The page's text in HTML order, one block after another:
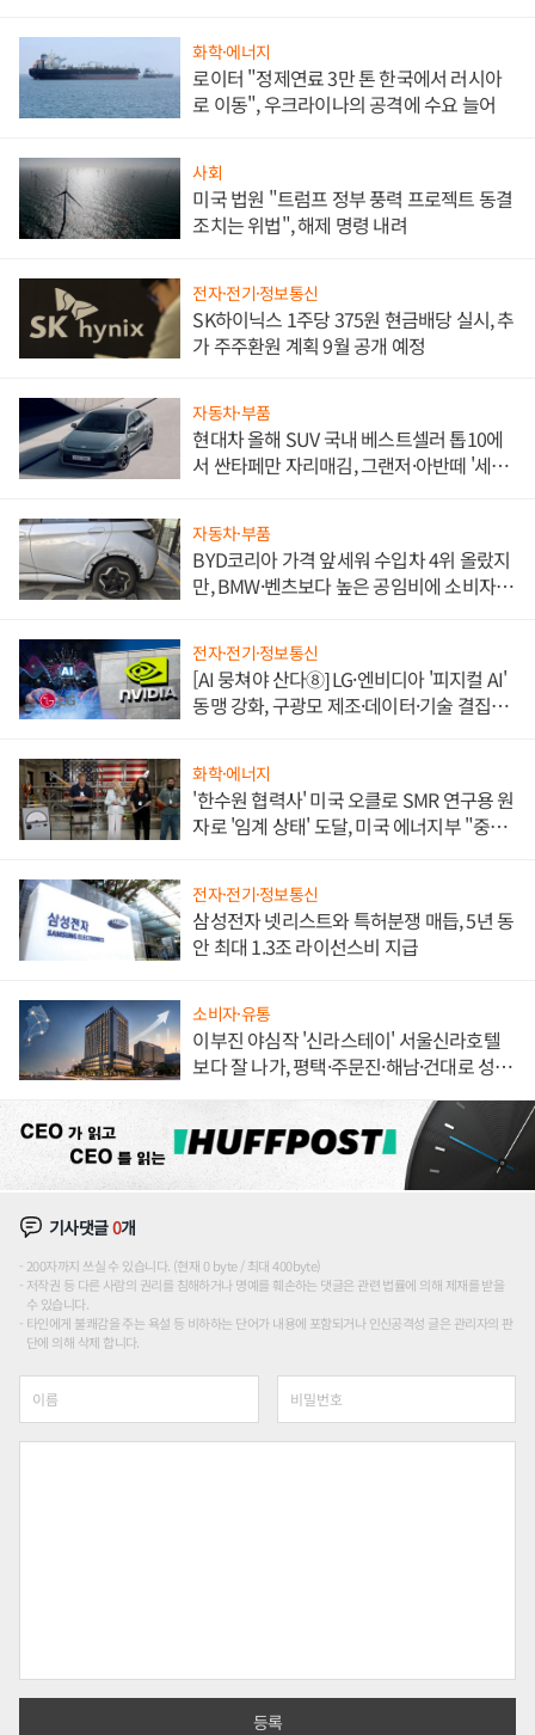
화학·에너지
로이터 "정제연료 3만 톤 한국에서 러시아
로 이동", 우크라이나의 공격에 수요 늘어
사회
미국 법원 "트럼프 정부 풍력 프로젝트 동결
조치는 위법", 해제 명령 내려
전자·전기·정보통신
SK하이닉스 1주당 375원 현금배당 실시, 추
가 주주환원 계획 9월 공개 예정
자동차·부품
현대차 올해 SUV 국내 베스트셀러 톱10에
서 싼타페만 자리매김, 그랜저·아반떼 '세단
자동차·부품
BYD코리아 가격 앞세워 수입차 4위 올랐지
만, BMW·벤츠보다 높은 공임비에 소비자
전자·전기·정보통신
[AI 뭉쳐야 산다⑧] LG·엔비디아 '피지컬 AI'
동맹 강화, 구광모 제조·데이터·기술 결집
화학·에너지
'한수원 협력사' 미국 오클로 SMR 연구용 원
자로 '임계 상태' 도달, 미국 에너지부 "중요
전자·전기·정보통신
삼성전자 넷리스트와 특허분쟁 매듭, 5년 동
안 최대 1.3조 라이선스비 지급
소비자·유통
이부진 야심작 '신라스테이' 서울신라호텔
보다 잘 나가, 평택·주문진·해남·건대로 성
기사댓글0개
200자까지 쓰실 수 있습니다. (현재 0 byte / 최대 400byte)
저작권 등 다른 사람의 권리를 침해하거나 명예를 훼손하는 댓글은 관련 법률에 의해 제재를 받을
수 있습니다.
타인에게 불쾌감을 주는 욕설 등 비하하는 단어가 내용에 포함되거나 인신공격성 글은 관리자의 판
단에 의해 삭제 합니다.